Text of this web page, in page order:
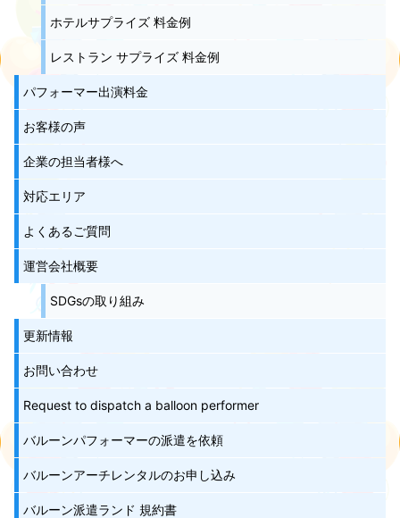
ホテルサプライズ 料金例
レストラン サプライズ 料金例
パフォーマー出演料金
お客様の声
企業の担当者様へ
対応エリア
よくあるご質問
運営会社概要
SDGsの取り組み
更新情報
お問い合わせ
Request to dispatch a balloon performer
バルーンパフォーマーの派遣を依頼
バルーンアーチレンタルのお申し込み
バルーン派遣ランド 規約書